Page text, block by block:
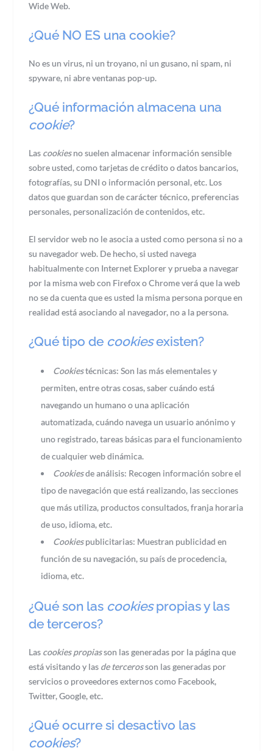
Wide Web.
¿Qué NO ES una cookie?
No es un virus, ni un troyano, ni un gusano, ni spam, ni
spyware, ni abre ventanas pop-up.
¿Qué información almacena una
cookie?
Las cookiesno suelen almacenar información sensible
sobre usted, como tarjetas de crédito o datos bancarios,
fotografías, su DNI o información personal, etc. Los
datos que guardan son de carácter técnico, preferencias
personales, personalización de contenidos, etc.
El servidor web no le asocia a usted como persona si no a
su navegador web. De hecho, si usted navega
habitualmente con Internet Explorer y prueba a navegar
por la misma web con Firefox o Chrome verá que la web
no se da cuenta que es usted la misma persona porque en
realidad está asociando al navegador, no a la persona.
¿Qué tipo de cookiesexisten?
Cookiestécnicas: Son las más elementales y
permiten, entre otras cosas, saber cuándo está
navegando un humano o una aplicación
automatizada, cuándo navega un usuario anónimo y
uno registrado, tareas básicas para el funcionamiento
de cualquier web dinámica.
Cookiesde análisis: Recogen información sobre el
tipo de navegación que está realizando, las secciones
que más utiliza, productos consultados, franja horaria
de uso, idioma, etc.
Cookiespublicitarias: Muestran publicidad en
función de su navegación, su país de procedencia,
idioma, etc.
¿Qué son las cookiespropias y las
de terceros?
Las cookies propiasson las generadas por la página que
está visitando y las de tercerosson las generadas por
servicios o proveedores externos como Facebook,
Twitter, Google, etc.
¿Qué ocurre si desactivo las
cookies?